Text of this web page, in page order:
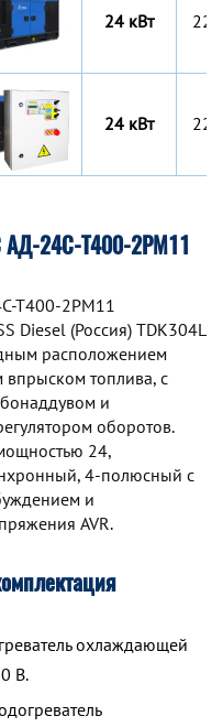
24 кВт
24 кВт
АД-24С-Т400-2РМ11
Т400-2РМ11
Diesel (Россия) TDК304L
расположением
топлива, с
и
оборотов.
24,
4-полюсный с
и
AVR.
охлаждающей
В.